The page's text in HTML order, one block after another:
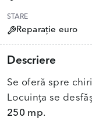
STARE
Reparație euro
Descriere
Se oferă spre
Locuința se
250 mp.